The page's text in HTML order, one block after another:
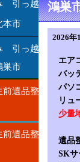
鴻巣
2026
エア
バッ
パソ
リュ
少量
遺品
SKサ
引っ越
本市
引っ越
巣市
前遺品整
遺品整